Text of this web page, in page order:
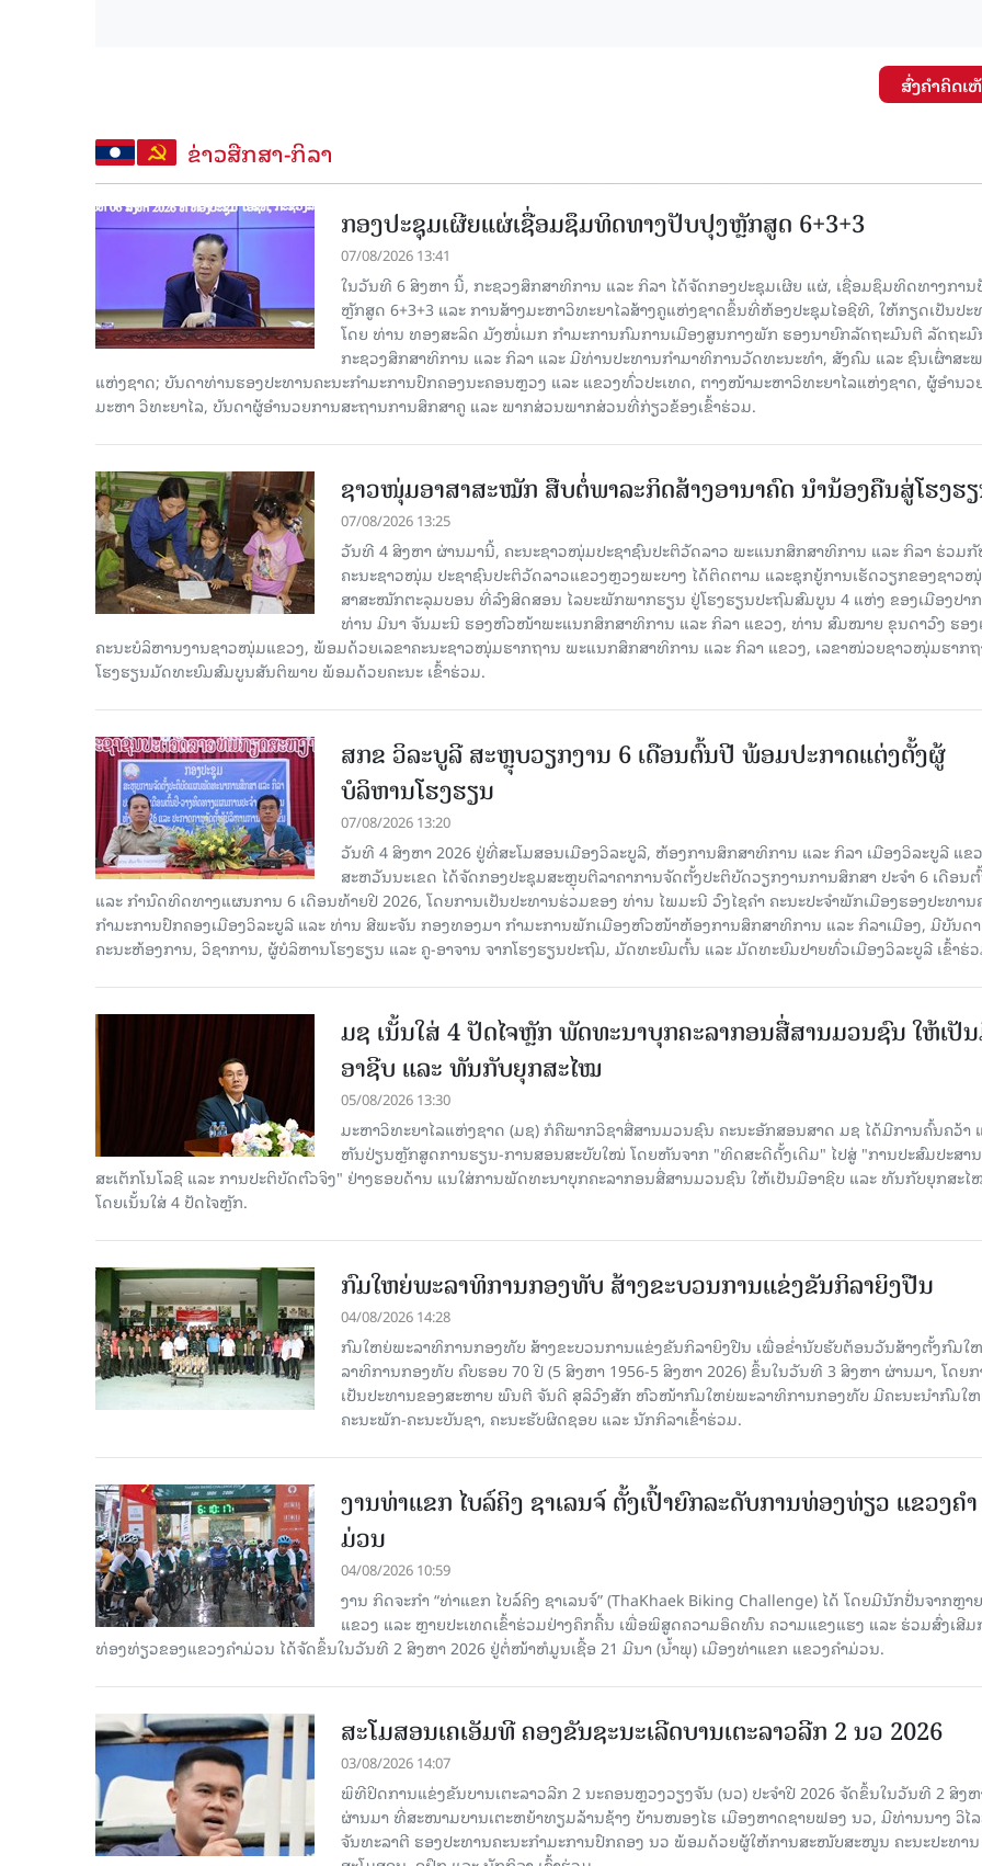
ສົ່ງຄໍາຄິດເ
ຂ່າວສືກສາ-ກິລາ
ກອງປະຊຸມເຜີຍແຜ່ເຊື່ອມຊຶມທິດທາງປັບປຸງຫຼັກສູດ 6+3+3
07/08/2026 13:41
ໃນວັນທີ 6 ສິງຫາ ນີ້, ກະຊວງສຶກສາທິການ ແລະ ກິລາ ໄດ້ຈັດກອງປະຊຸມເຜີຍ ແຜ່, ເຊື່ອມຊຶມທິດທາງການ
ຫຼັກສູດ 6+3+3 ແລະ ການສ້າງມະຫາວິທະຍາໄລສ້າງຄູແຫ່ງຊາດຂຶ້ນທີ່ຫ້ອງປະຊຸມໄອຊີທີ, ໃຫ້ກຽດເປັນປະ
ໂດຍ ທ່ານ ທອງສະລິດ ມັງໜໍ່ເມກ ກຳມະການກົມການເມືອງສູນກາງພັກ ຮອງນາຍົກລັດຖະມົນຕີ ລັດຖະ
ກະຊວງສຶກສາທິການ ແລະ ກິລາ ແລະ ມີທ່ານປະທານກໍາມາທິການວັດທະນະທໍາ, ສັງຄົມ ແລະ ຊົນເຜົ່າສະ
ແຫ່ງຊາດ; ບັນດາທ່ານຮອງປະທານຄະນະກຳມະການປົກຄອງນະຄອນຫຼວງ ແລະ ແຂວງທົ່ວປະເທດ, ຕາງໜ້າມະຫາວິທະຍາໄລແຫ່ງຊາດ, ຜູ້ອຳນວ
ມະຫາ ວິທະຍາໄລ, ບັນດາຜູ້ອຳນວຍການສະຖານການສຶກສາຄູ ແລະ ພາກສ່ວນພາກສ່ວນທີ່ກ່ຽວຂ້ອງເຂົ້າຮ່ວມ.
ຊາວໜຸ່ມອາສາສະໝັກ ສືບຕໍ່ພາລະກິດສ້າງອານາຄົດ ນໍານ້ອງຄືນສູ່ໂຮງຮ
07/08/2026 13:25
ວັນທີ 4 ສິງຫາ ຜ່ານມານີ້, ຄະນະຊາວໜຸ່ມປະຊາຊົນປະຕິວັດລາວ ພະແນກສຶກສາທິການ ແລະ ກິລາ ຮ່ວມກັ
ຄະນະຊາວໜຸ່ມ ປະຊາຊົນປະຕິວັດລາວແຂວງຫຼວງພະບາງ ໄດ້ຕິດຕາມ ແລະຊຸກຍູ້ການເຮັດວຽກຂອງຊາວ
ສາສະໝັກຕະລຸມບອນ ທີ່ລົງສິດສອນ ໄລຍະພັກພາກຮຽນ ຢູ່ໂຮງຮຽນປະຖົມສົມບູນ 4 ແຫ່ງ ຂອງເມືອງປາ
ທ່ານ ມີນາ ຈັນມະນີ ຮອງຫົວໜ້າພະແນກສຶກສາທິການ ແລະ ກິລາ ແຂວງ, ທ່ານ ສົມໝາຍ ຂຸນດາວົງ ຮອງ
ຄະນະບໍລິຫານງານຊາວໜຸ່ມແຂວງ, ພ້ອມດ້ວຍເລຂາຄະນະຊາວໜຸ່ມຮາກຖານ ພະແນກສຶກສາທິການ ແລະ ກິລາ ແຂວງ, ເລຂາໜ່ວຍຊາວໜຸ່ມຮາກ
ໂຮງຮຽນມັດທະຍົມສົມບູນສັນຕິພາບ ພ້ອມດ້ວຍຄະນະ ເຂົ້າຮ່ວມ.
ສກຂ ວິລະບູລີ ສະຫຼຸບວຽກງານ 6 ເດືອນຕົ້ນປີ ພ້ອມປະກາດແຕ່ງຕັ້ງຜູ້
ບໍລິຫານໂຮງຮຽນ
07/08/2026 13:20
ວັນທີ 4 ສິງຫາ 2026 ຢູ່ທີ່ສະໂມສອນເມືອງວິລະບູລີ, ຫ້ອງການສຶກສາທິການ ແລະ ກິລາ ເມືອງວິລະບູລີ ແຂ
ສະຫວັນນະເຂດ ໄດ້ຈັດກອງປະຊຸມສະຫຼຸບຕີລາຄາການຈັດຕັ້ງປະຕິບັດວຽກງານການສຶກສາ ປະຈຳ 6 ເດືອນ
ແລະ ກຳນົດທິດທາງແຜນການ 6 ເດືອນທ້າຍປີ 2026, ໂດຍການເປັນປະທານຮ່ວມຂອງ ທ່ານ ໄພມະນີ ວົງໄຊຄຳ ຄະນະປະຈຳພັກເມືອງຮອງປະທານ
ກຳມະການປົກຄອງເມືອງວິລະບູລີ ແລະ ທ່ານ ສີພະຈັນ ກອງທອງມາ ກຳມະການພັກເມືອງຫົວໜ້າຫ້ອງການສຶກສາທິການ ແລະ ກິລາເມືອງ, ມີບັນດາ
ຄະນະຫ້ອງການ, ວິຊາການ, ຜູ້ບໍລິຫານໂຮງຮຽນ ແລະ ຄູ-ອາຈານ ຈາກໂຮງຮຽນປະຖົມ, ມັດທະຍົມຕົ້ນ ແລະ ມັດທະຍົມປາຍທົ່ວເມືອງວິລະບູລີ ເຂົ້າຮ່
ມຊ ເນັ້ນໃສ່ 4 ປັດໄຈຫຼັກ ພັດທະນາບຸກຄະລາກອນສື່ສານມວນຊົນ ໃຫ້ເປັ
ອາຊີບ ແລະ ທັນກັບຍຸກສະໄໝ
05/08/2026 13:30
ມະຫາວິທະຍາໄລແຫ່ງຊາດ (ມຊ) ກໍຄືພາກວິຊາສື່ສານມວນຊົນ ຄະນະອັກສອນສາດ ມຊ ໄດ້ມີການຄົ້ນຄວ້າ
ຫັນປ່ຽນຫຼັກສູດການຮຽນ-ການສອນສະບັບໃໝ່ ໂດຍຫັນຈາກ "ທິດສະດີດັ້ງເດີມ" ໄປສູ່ "ການປະສົມປະສາ
ສະເຕັກໂນໂລຊີ ແລະ ການປະຕິບັດຕົວຈິງ" ຢ່າງຮອບດ້ານ ແນໃສ່ການພັດທະນາບຸກຄະລາກອນສື່ສານມວນຊົນ ໃຫ້ເປັນມືອາຊີບ ແລະ ທັນກັບຍຸກສະໄ
ໂດຍເນັ້ນໃສ່ 4 ປັດໄຈຫຼັກ.
ກົມໃຫຍ່ພະລາທິການກອງທັບ ສ້າງຂະບວນການແຂ່ງຂັນກິລາຍິງປືນ
04/08/2026 14:28
ກົມໃຫຍ່ພະລາທິການກອງທັບ ສ້າງຂະບວນການແຂ່ງຂັນກິລາຍິງປືນ ເພື່ອຂໍ່ານັບຮັບຕ້ອນວັນສ້າງຕັ້ງກົມໃ
ລາທິການກອງທັບ ຄົບຮອບ 70 ປີ (5 ສິງຫາ 1956-5 ສິງຫາ 2026) ຂຶ້ນໃນວັນທີ 3 ສິງຫາ ຜ່ານມາ, ໂດຍ
ເປັນປະທານຂອງສະຫາຍ ພົນຕີ ຈັນດີ ສຸລິວົງສັກ ຫົວໜ້າກົມໃຫຍ່ພະລາທິການກອງທັບ ມີຄະນະນໍາກົມໃ
ຄະນະພັກ-ຄະນະບັນຊາ, ຄະນະຮັບຜິດຊອບ ແລະ ນັກກິລາເຂົ້າຮ່ວມ.
ງານທ່າແຂກ ໄບລ໌ຄິງ ຊາເລນຈ໌ ຕັ້ງເປົ້າຍົກລະດັບການທ່ອງທ່ຽວ ແຂວງຄໍາ
ມ່ວນ
04/08/2026 10:59
ງານ ກິດຈະກຳ “ທ່າແຂກ ໄບລ໌ຄິງ ຊາເລນຈ໌” (ThaKhaek Biking Challenge) ໄດ້ ໂດຍມີນັກປັ່ນຈາກຫຼາຍ
ແຂວງ ແລະ ຫຼາຍປະເທດເຂົ້າຮ່ວມຢ່າງຄຶກຄື້ນ ເພື່ອພິສູດຄວາມອຶດທົນ ຄວາມແຂງແຮງ ແລະ ຮ່ວມສົ່ງເສີມ
ທ່ອງທ່ຽວຂອງແຂວງຄຳມ່ວນ ໄດ້ຈັດຂຶ້ນໃນວັນທີ 2 ສິງຫາ 2026 ຢູ່ຕໍ່ໜ້າຫໍມູນເຊື້ອ 21 ມີນາ (ນໍ້າພຸ) ເມືອງທ່າແຂກ ແຂວງຄໍາມ່ວນ.
ສະໂມສອນເຄເອັມທີ ຄອງຂັນຊະນະເລີດບານເຕະລາວລີກ 2 ນວ 2026
03/08/2026 14:07
ພິທີປິດການແຂ່ງຂັນບານເຕະລາວລີກ 2 ນະຄອນຫຼວງວຽງຈັນ (ນວ) ປະຈໍາປີ 2026 ຈັດຂຶ້ນໃນວັນທີ 2 ສິງ
ຜ່ານມາ ທີ່ສະໜາມບານເຕະຫຍ້າທຽມລ້ານຊ້າງ ບ້ານໜອງໄຮ ເມືອງຫາດຊາຍຟອງ ນວ, ມີທ່ານນາງ ວິໄ
ຈັນທະລາຕີ ຮອງປະທານຄະນະກໍາມະການປົກຄອງ ນວ ພ້ອມດ້ວຍຜູ້ໃຫ້ການສະໜັບສະໜູນ ຄະນະປະທານ